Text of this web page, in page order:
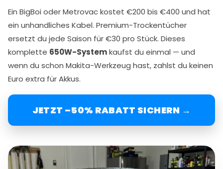
Ein BigBoi oder Metrovac kostet €200 bis €400 und hat
ein unhandliches Kabel. Premium-Trockentücher
ersetzt du jede Saison für €30 pro Stück. Dieses
komplette 650W-Systemkaufst du einmal — und
wenn du schon Makita-Werkzeug hast, zahlst du keinen
Euro extra für Akkus.
JETZT –50% RABATT SICHERN →